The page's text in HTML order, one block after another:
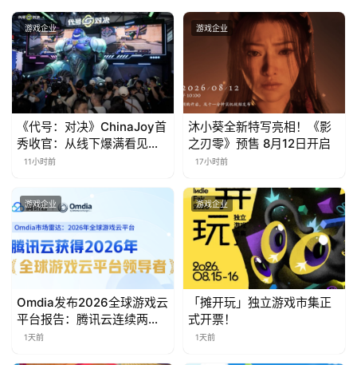
金
茶
奖
7
月
0
日
游
对
游戏企业
《代号：对决》ChinaJoy首
秀收官：从线下爆满看见玩
家的真实期待
11小时前
游戏企业
沐小葵全新特写亮相！《影
之刃零》预售 8月12日开启
17小时前
游戏企业
Omdia发布2026全球游戏云
平台报告：腾讯云连续两年
入选“领导者”象限
1天前
游戏企业
「摊开玩」独立游戏市集正
式开票！
1天前